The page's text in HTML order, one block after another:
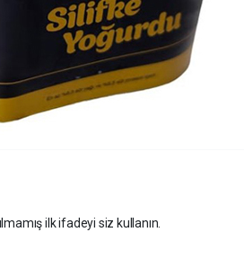
ilk ifadeyi siz kullanın.